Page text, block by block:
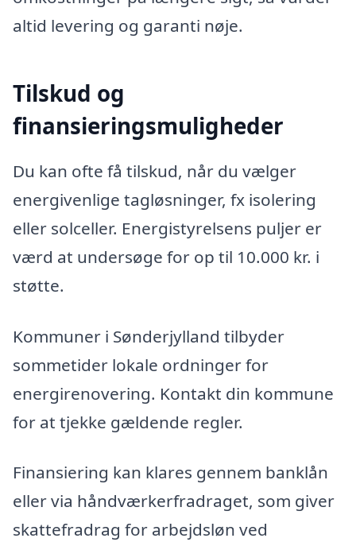
altid levering og garanti nøje.
Tilskud og
finansieringsmuligheder
Du kan ofte få tilskud, når du vælger
energivenlige tagløsninger, fx isolering
eller solceller. Energistyrelsens puljer er
værd at undersøge for op til 10.000 kr. i
støtte.
Kommuner i Sønderjylland tilbyder
sommetider lokale ordninger for
energirenovering. Kontakt din kommune
for at tjekke gældende regler.
Finansiering kan klares gennem banklån
eller via håndværkerfradraget, som giver
skattefradrag for arbejdsløn ved